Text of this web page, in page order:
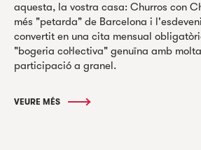
aquesta, la vostra casa: Churros con
més "petarda" de Barcelona i
convertit en una cita mensual
"bogeria col·lectiva" genuïna amb
participació a granel.
VEURE MÉS